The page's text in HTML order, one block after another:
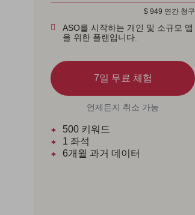
$ 949 연간 청구
ASO를 시작하는 개인 및 소규모 앱
을 위한 플랜입니다.
7일 무료 체험
언제든지 취소 가능
500 키워드
1 좌석
6개월 과거 데이터